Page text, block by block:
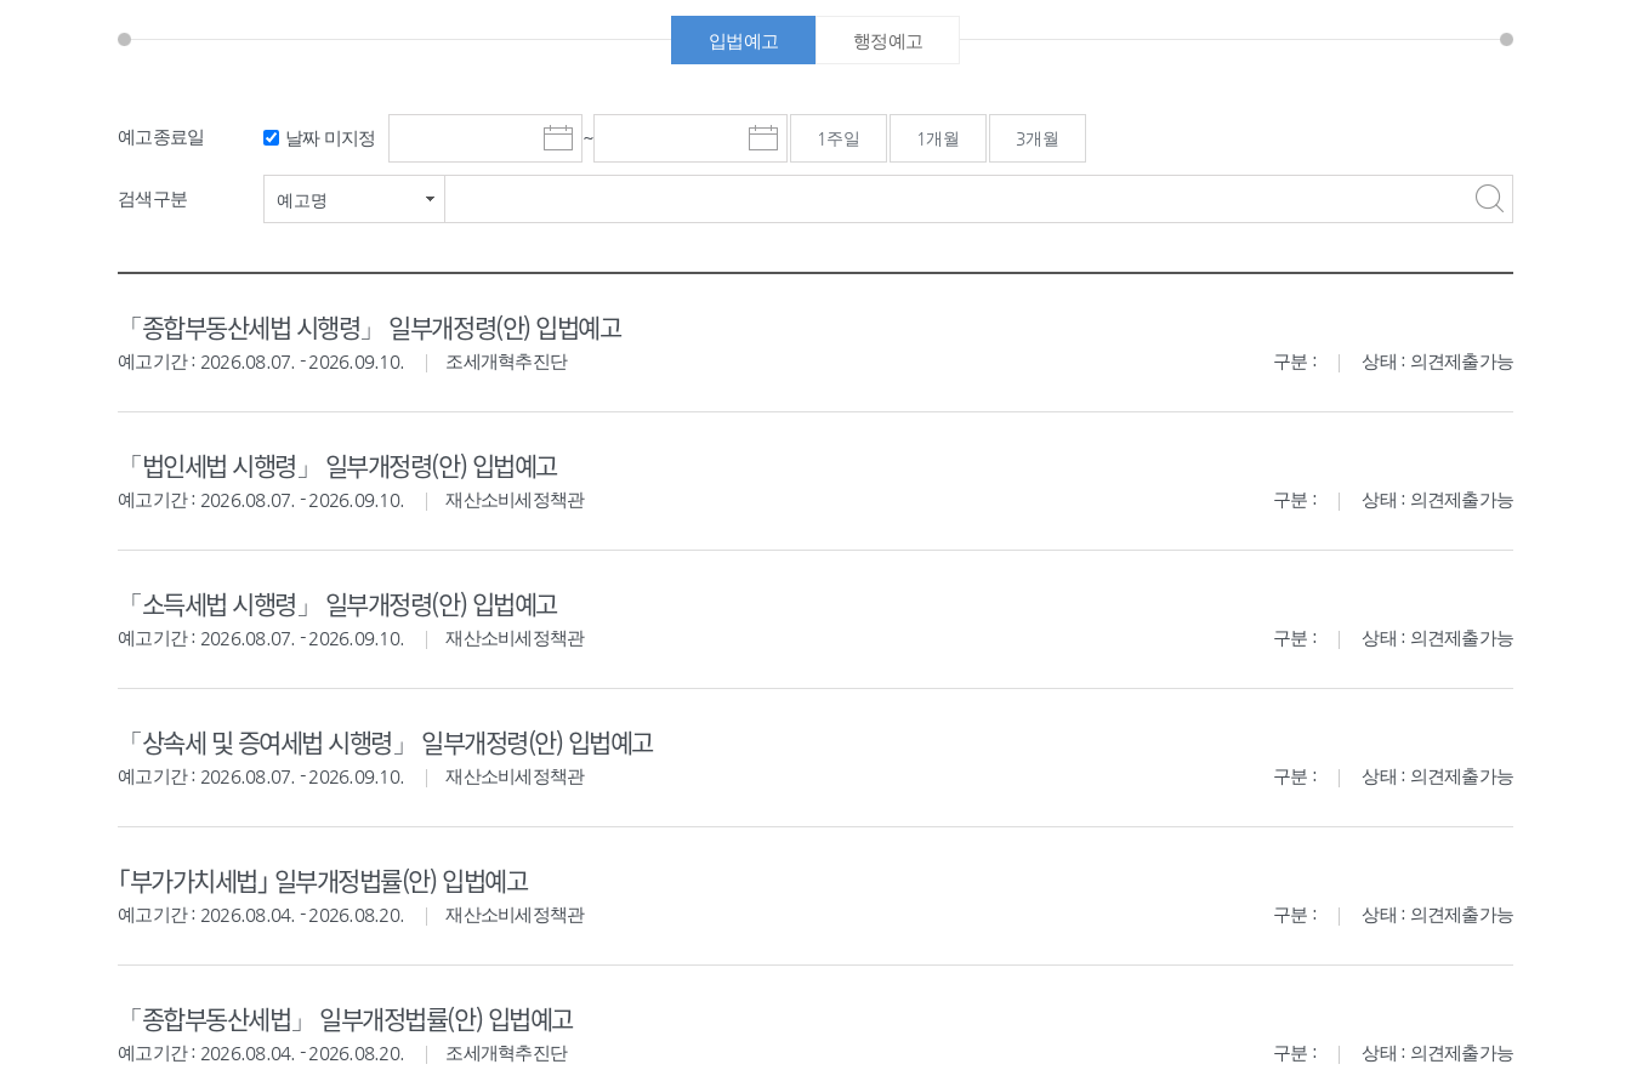
입법예고 행정예고
예고종료일 날짜 미지정
시
작
~
종
료
1주일 1개월 3개월
검색구분 예고명
「종합부동산세법 시행령」 일부개정령(안) 입법예고
예고기간 : 2026.08.07. - 2026.09.10. 조세개혁추진단 구분 : 상태 : 의견제출가능
「법인세법 시행령」 일부개정령(안) 입법예고
예고기간 : 2026.08.07. - 2026.09.10. 재산소비세정책관 구분 : 상태 : 의견제출가능
「소득세법 시행령」 일부개정령(안) 입법예고
예고기간 : 2026.08.07. - 2026.09.10. 재산소비세정책관 구분 : 상태 : 의견제출가능
「상속세 및 증여세법 시행령」 일부개정령(안) 입법예고
예고기간 : 2026.08.07. - 2026.09.10. 재산소비세정책관 구분 : 상태 : 의견제출가능
｢부가가치세법｣ 일부개정법률(안) 입법예고
예고기간 : 2026.08.04. - 2026.08.20. 재산소비세정책관 구분 : 상태 : 의견제출가능
「종합부동산세법」 일부개정법률(안) 입법예고
예고기간 : 2026.08.04. - 2026.08.20. 조세개혁추진단 구분 : 상태 : 의견제출가능